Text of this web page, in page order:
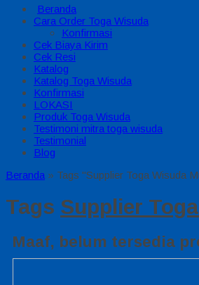
Beranda
Cara Order Toga Wisuda
Konfirmasi
Cek Biaya Kirim
Cek Resi
Katalog
Katalog Toga Wisuda
Konfirmasi
LOKASI
Produk Toga Wisuda
Testimoni mitra toga wisuda
Testimonial
Blog
Beranda » Tags "Supplier Toga Wisuda
Tags Supplier
Maaf, belum tersedia